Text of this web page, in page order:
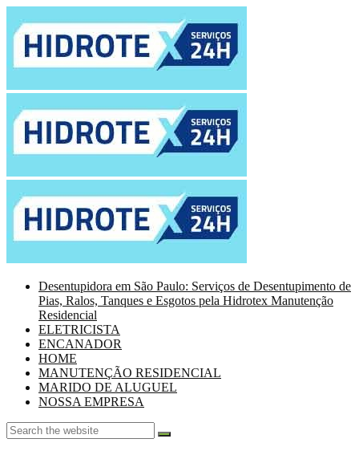
Desentupidora em São Paulo: Serviços de Desentupimento de
Pias, Ralos, Tanques e Esgotos pela Hidrotex Manutenção
Residencial
ELETRICISTA
ENCANADOR
HOME
MANUTENÇÃO RESIDENCIAL
MARIDO DE ALUGUEL
NOSSA EMPRESA